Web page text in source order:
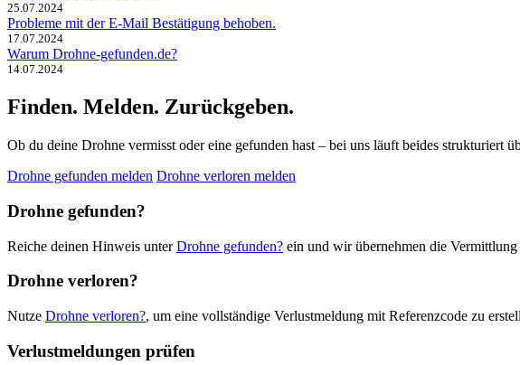
25.07.2024
Probleme mit der E-Mail Bestätigung behoben.
17.07.2024
Warum Drohne-gefunden.de?
14.07.2024
Finden. Melden. Zurückgeben.
Ob du deine Drohne vermisst oder eine gefunden hast – bei uns läuft beides
Drohne gefunden melden Drohne verloren melden
Drohne gefunden?
Reiche deinen Hinweis unterDrohne gefunden? ein und wir übernehmen die Vermittlung
Drohne verloren?
Nutze Drohne verloren?, um eine vollständige Verlustmeldung mit Referenzcode zu
Verlustmeldungen prüfen